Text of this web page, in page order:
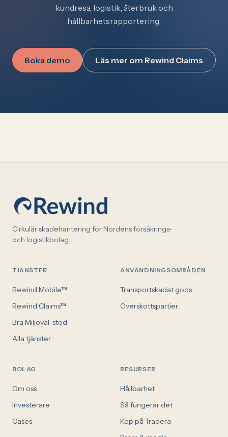
kundresa, logistik, återbruk och
hållbarhetsrapportering.
Boka demo Läs mer om Rewind Claims
Cirkulär skadehantering för Nordens försäkrings-
och logistikbolag.
TJÄNSTER
Rewind Mobile™
Rewind Claims™
Bra Miljöval-stöd
Alla tjänster
ANVÄNDNINGSOMRÅDEN
Transportskadat gods
Överskottspartier
BOLAG
Om oss
Investerare
Cases
RESURSER
Hållbarhet
Så fungerar det
Köp på Tradera